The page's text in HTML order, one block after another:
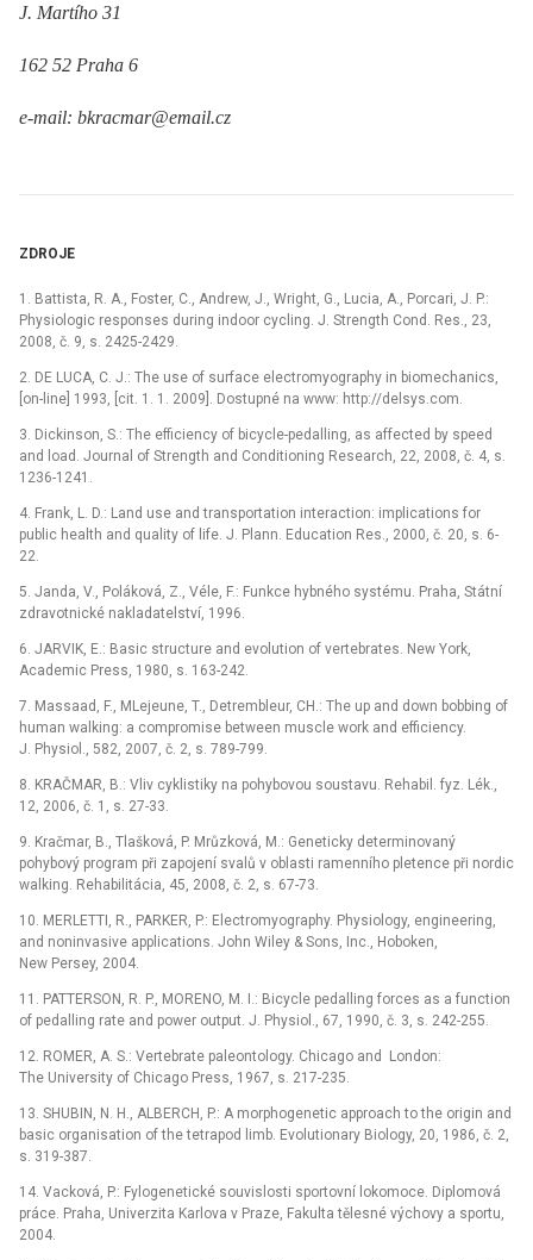
J. Martího 31
162 52 Praha 6
e-mail: bkracmar@email.cz
ZDROJE
1. Battista, R. A., Foster, C., Andrew, J., Wright, G., Lucia, A., Porcari, J. P.:
Physiologic responses during indoor cycling. J. Strength Cond. Res., 23,
2008, č. 9, s. 2425-2429.
2. DE LUCA, C. J.: The use of surface electromyography in biomechanics,
[on-line] 1993, [cit. 1. 1. 2009]. Dostupné na www: http://delsys.com.
3. Dickinson, S.: The efficiency of bicycle-pedalling, as affected by speed
and load. Journal of Strength and Conditioning Research, 22, 2008, č. 4, s.
1236-1241.
4. Frank, L. D.: Land use and transportation interaction: implications for
public health and quality of life. J. Plann. Education Res., 2000, č. 20, s. 6-
22.
5. Janda, V., Poláková, Z., Véle, F.: Funkce hybného systému. Praha, Státní
zdravotnické nakladatelství, 1996.
6. JARVIK, E.: Basic structure and evolution of vertebrates. New York,
Academic Press, 1980, s. 163-242.
7. Massaad, F., MLejeune, T., Detrembleur, CH.: The up and down bobbing of
human walking: a compromise between muscle work and efficiency.
J. Physiol., 582, 2007, č. 2, s. 789-799.
8. KRAČMAR, B.: Vliv cyklistiky na pohybovou soustavu. Rehabil. fyz. Lék.,
12, 2006, č. 1, s. 27-33.
9. Kračmar, B., Tlašková, P. Mrůzková, M.: Geneticky determinovaný
pohybový program při zapojení svalů v oblasti ramenního pletence při nordic
walking. Rehabilitácia, 45, 2008, č. 2, s. 67-73.
10. MERLETTI, R., PARKER, P.: Electromyography. Physiology, engineering,
and noninvasive applications. John Wiley & Sons, Inc., Hoboken,
New Persey, 2004.
11. PATTERSON, R. P., MORENO, M. I.: Bicycle pedalling forces as a function
of pedalling rate and power output. J. Physiol., 67, 1990, č. 3, s. 242-255.
12. ROMER, A. S.: Vertebrate paleontology. Chicago and London:
The University of Chicago Press, 1967, s. 217-235.
13. SHUBIN, N. H., ALBERCH, P.: A morphogenetic approach to the origin and
basic organisation of the tetrapod limb. Evolutionary Biology, 20, 1986, č. 2,
s. 319-387.
14. Vacková, P.: Fylogenetické souvislosti sportovní lokomoce. Diplomová
práce. Praha, Univerzita Karlova v Praze, Fakulta tělesné výchovy a sportu,
2004.